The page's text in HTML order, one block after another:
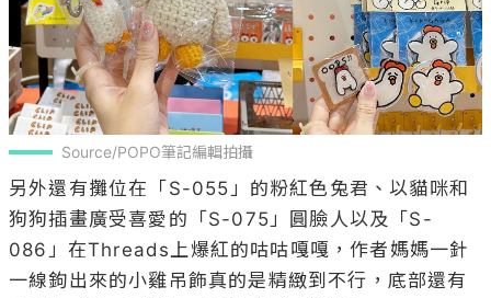
Source/POPO筆記編輯拍攝
另外還有攤位在「S-055」的粉紅色兔君、以貓咪和
狗狗插畫廣受喜愛的「S-075」圓臉人以及「S-
086」在Threads上爆紅的咕咕嘎嘎，作者媽媽一針
一線鉤出來的小雞吊飾真的是精緻到不行，底部還有